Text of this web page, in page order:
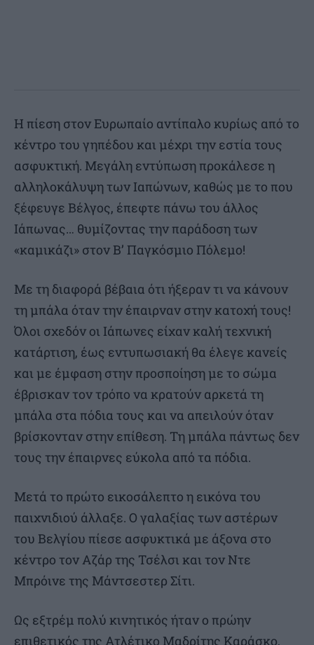
Η πίεση στον Ευρωπαίο αντίπαλο κυρίως από το
κέντρο του γηπέδου και μέχρι την εστία τους
ασφυκτική. Μεγάλη εντύπωση προκάλεσε η
αλληλοκάλυψη των Ιαπώνων, καθώς με το που
ξέφευγε Βέλγος, έπεφτε πάνω του άλλος
Ιάπωνας… θυμίζοντας την παράδοση των
«καμικάζι» στον Β’ Παγκόσμιο Πόλεμο!
Με τη διαφορά βέβαια ότι ήξεραν τι να κάνουν
τη μπάλα όταν την έπαιρναν στην κατοχή τους!
Όλοι σχεδόν οι Ιάπωνες είχαν καλή τεχνική
κατάρτιση, έως εντυπωσιακή θα έλεγε κανείς
και με έμφαση στην προσποίηση με το σώμα
έβρισκαν τον τρόπο να κρατούν αρκετά τη
μπάλα στα πόδια τους και να απειλούν όταν
βρίσκονταν στην επίθεση. Τη μπάλα πάντως δεν
τους την έπαιρνες εύκολα από τα πόδια.
Μετά το πρώτο εικοσάλεπτο η εικόνα του
παιχνιδιού άλλαξε. Ο γαλαξίας των αστέρων
του Βελγίου πίεσε ασφυκτικά με άξονα στο
κέντρο τον Αζάρ της Τσέλσι και τον Ντε
Μπρόινε της Μάντσεστερ Σίτι.
Ως εξτρέμ πολύ κινητικός ήταν ο πρώην
επιθετικός της Ατλέτικο Μαδρίτης Καράσκο,